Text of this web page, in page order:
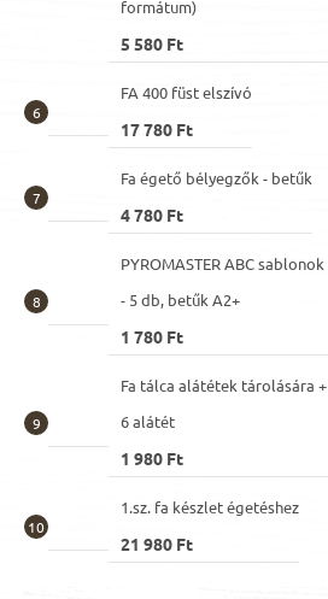
formátum)
5 580 Ft
FA 400 füst elszívó
17 780 Ft
Fa égető bélyegzők - betűk
4 780 Ft
PYROMASTER ABC sablonok
- 5 db, betűk A2+
1 780 Ft
Fa tálca alátétek tárolására +
6 alátét
1 980 Ft
1.sz. fa készlet égetéshez
21 980 Ft